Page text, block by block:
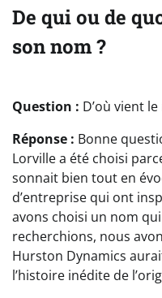
De qui ou de
son nom ?
Question : D’où vient
Réponse : Bonne
Lorville a été choisi
sonnait bien tout en
d’entreprise qui ont
avons choisi un nom
recherchions, nous
Hurston Dynamics
l’histoire inédite de